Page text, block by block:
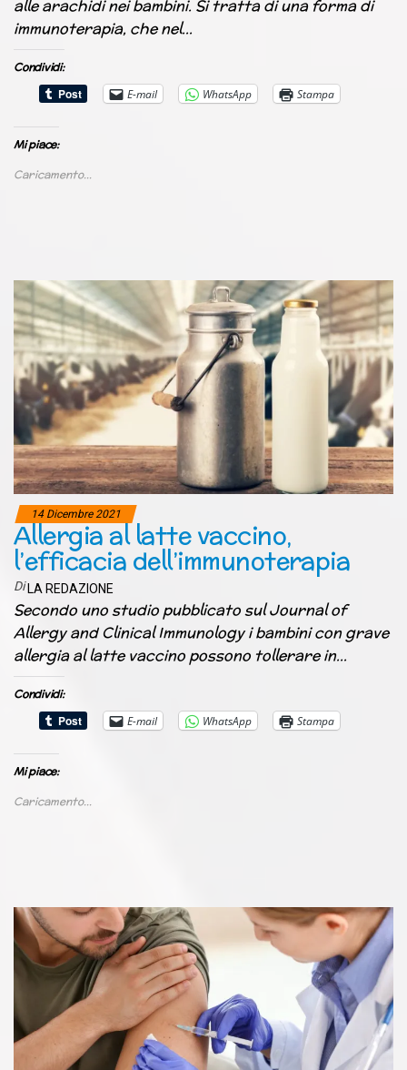
alle arachidi nei bambini. Si tratta di una forma di
immunoterapia, che nel…
Condividi:
E-mail
WhatsApp Stampa
Mi piace:
Caricamento...
14 Dicembre 2021
Allergia al latte vaccino,
l’efficacia dell’immunoterapia
Di LA REDAZIONE
Secondo uno studio pubblicato sul Journal of
Allergy and Clinical Immunology i bambini con grave
allergia al latte vaccino possono tollerare in…
Condividi:
E-mail
WhatsApp Stampa
Mi piace:
Caricamento...